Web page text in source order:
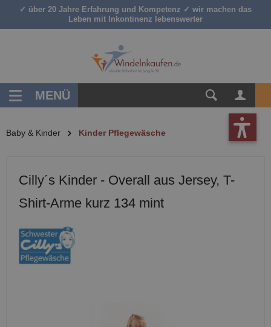
springen
✓ über 20 Jahre Erfahrung und Kompetenz ✓ wir machen das
Leben mit Inkontinenz lebenswerter
MENÜ
Baby & Kinder Kinder Pflegewäsche
Cilly´s Kinder - Overall aus Jersey, T-
Shirt-Arme kurz 134 mint